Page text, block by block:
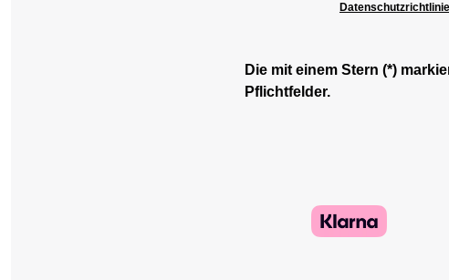
Datenschutzrichtlinie
Die mit einem Stern (*)
Pflichtfelder.